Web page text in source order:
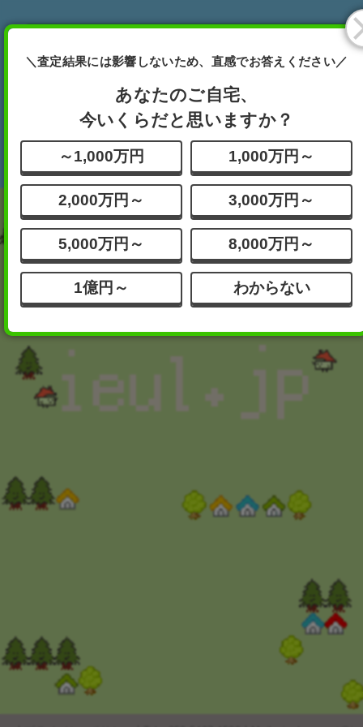
完全無料
※2022年1月現在
｢不動産の一括査定サイトに関するランキング調査｣より
(株)東京商工リサーチ調べ
どれですか？
ボタンを押してください
一戸建て
分譲
その他
＼査定結果には影響しないため、直感でお答えください／
あなたのご自宅、
今いくらだと思いますか？
～1,000万円 1,000万円～
2,000万円～ 3,000万円～
5,000万円～ 8,000万円～
1億円～ わからない